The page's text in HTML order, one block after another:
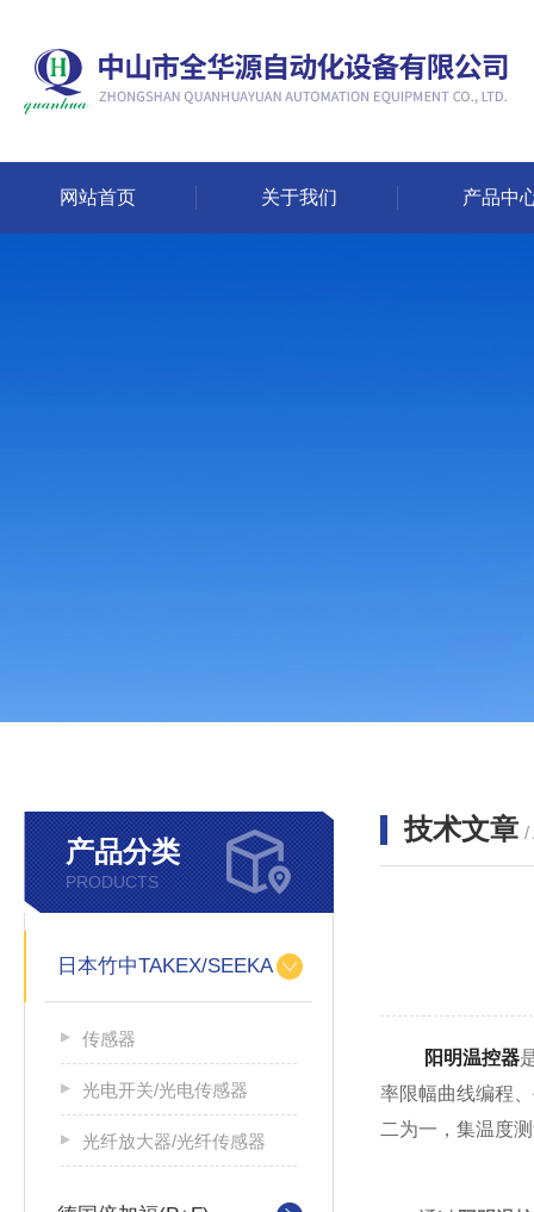
网站首页 关于我们 产品中
产品分类
PRODUCTS
日本竹中TAKEX/SEEKA
传感器
光电开关/光电传感器
光纤放大器/光纤传感器
技术文章 /
阳明温控器
率限幅曲线编程
二为一，集温度